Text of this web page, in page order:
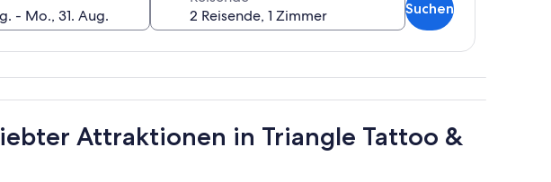
Suchen
Attraktionen in Triangle Tattoo &